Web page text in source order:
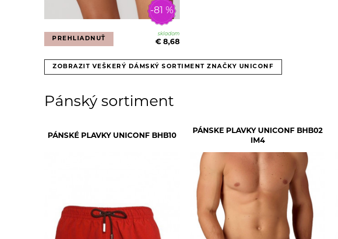
-81 %
PREHLIADNUŤ
skladom
€ 8,68
ZOBRAZIT VEŠKERÝ DÁMSKÝ SORTIMENT ZNAČKY UNICONF
Pánský sortiment
PÁNSKÉ PLAVKY UNICONF BHB10
PÁNSKE PLAVKY UNICONF BHB02
IM4